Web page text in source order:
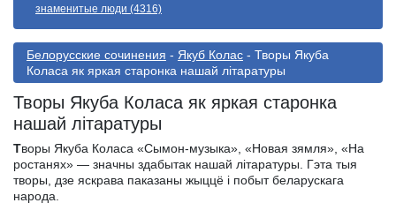
знаменитые люди (4316)
Белорусские сочинения - Якуб Колас - Творы Якуба
Коласа як яркая старонка нашай літаратуры
Творы Якуба Коласа як яркая старонка
нашай літаратуры
Творы Якуба Коласа «Сымон-музыка», «Новая зямля», «На
ростанях» — значны здабытак нашай літаратуры. Гэта тыя
творы, дзе яскрава паказаны жыццё і побыт беларускага
народа.